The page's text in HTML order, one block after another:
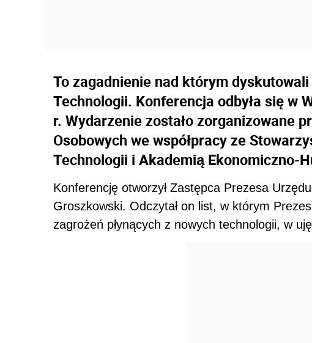
To zagadnienie nad którym
Technologii. Konferencja odbyła się w
r. Wydarzenie zostało zorganizowane
Osobowych we współpracy ze
Technologii i Akademią Ekonomiczno-
Konferencję otworzył Zastępca Prezesa
Groszkowski. Odczytał on list, w którym
zagrożeń płynących z nowych technologii, w